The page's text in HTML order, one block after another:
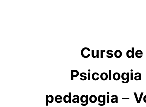
Curso de
Psicologia
pedagogia –